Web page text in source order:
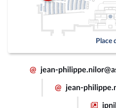
Place
@ jean-
@ jean-